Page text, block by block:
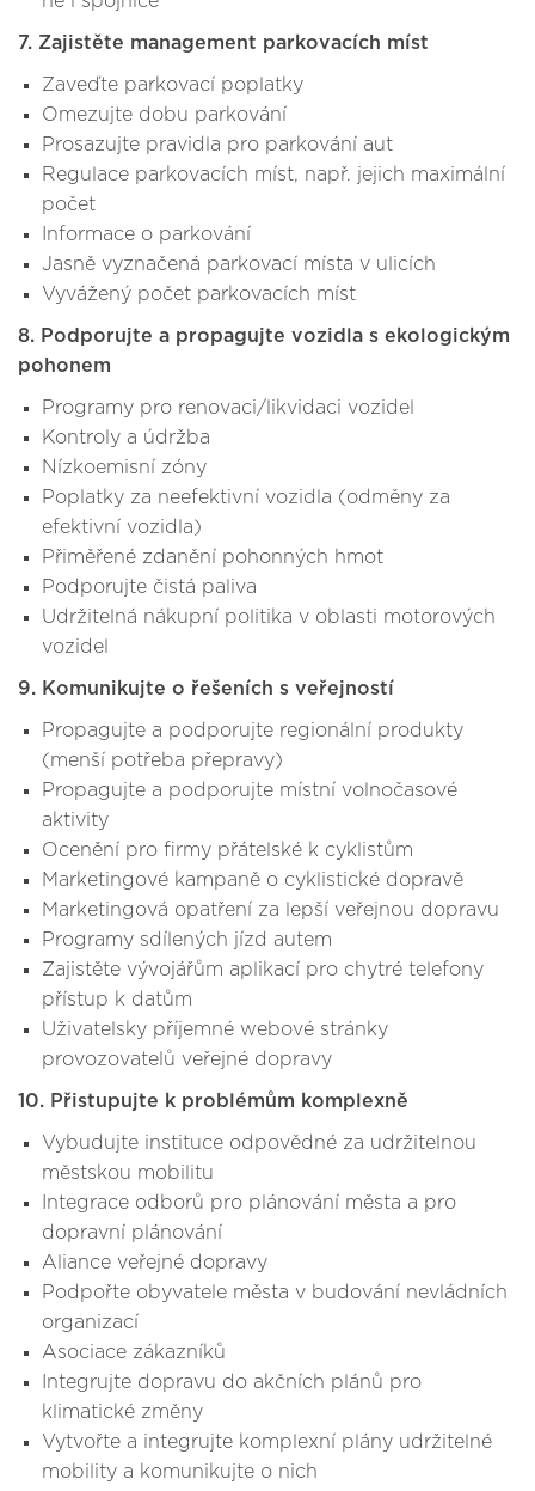
7. Zajistěte management parkovacích míst
Zaveďte parkovací poplatky
Omezujte dobu parkování
Prosazujte pravidla pro parkování aut
Regulace parkovacích míst, např. jejich maximální
počet
Informace o parkování
Jasně vyznačená parkovací místa v ulicích
Vyvážený počet parkovacích míst
8. Podporujte a propagujte vozidla s ekologickým
pohonem
Programy pro renovaci/likvidaci vozidel
Kontroly a údržba
Nízkoemisní zóny
Poplatky za neefektivní vozidla (odměny za
efektivní vozidla)
Přiměřené zdanění pohonných hmot
Podporujte čistá paliva
Udržitelná nákupní politika v oblasti motorových
vozidel
9. Komunikujte o řešeních s veřejností
Propagujte a podporujte regionální produkty
(menší potřeba přepravy)
Propagujte a podporujte místní volnočasové
aktivity
Ocenění pro firmy přátelské k cyklistům
Marketingové kampaně o cyklistické dopravě
Marketingová opatření za lepší veřejnou dopravu
Programy sdílených jízd autem
Zajistěte vývojářům aplikací pro chytré telefony
přístup k datům
Uživatelsky příjemné webové stránky
provozovatelů veřejné dopravy
10. Přistupujte k problémům komplexně
Vybudujte instituce odpovědné za udržitelnou
městskou mobilitu
Integrace odborů pro plánování města a pro
dopravní plánování
Aliance veřejné dopravy
Podpořte obyvatele města v budování nevládních
organizací
Asociace zákazníků
Integrujte dopravu do akčních plánů pro
klimatické změny
Vytvořte a integrujte komplexní plány udržitelné
mobility a komunikujte o nich